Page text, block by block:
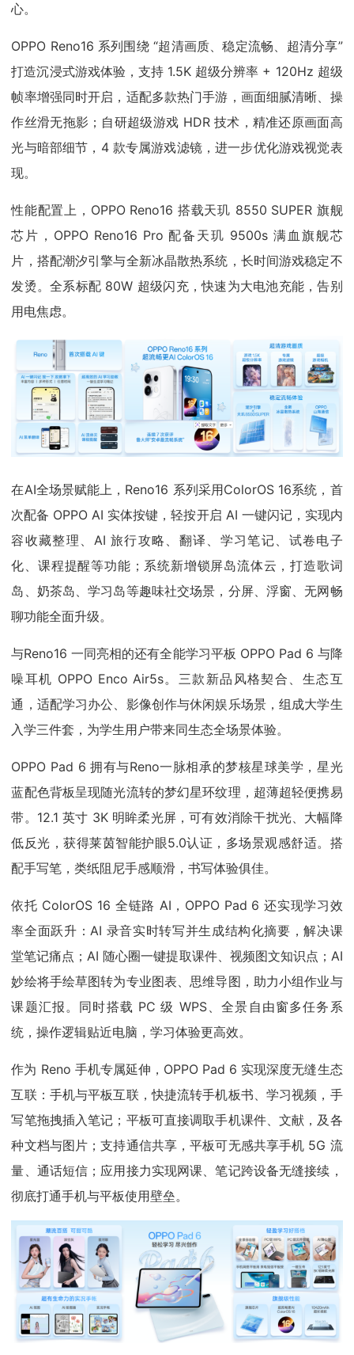
心。
OPPO Reno16 系列围绕 “超清画质、稳定流畅、超清分享”
打造沉浸式游戏体验，支持 1.5K 超级分辨率 + 120Hz 超级
帧率增强同时开启，适配多款热门手游，画面细腻清晰、操
作丝滑无拖影；自研超级游戏 HDR 技术，精准还原画面高
光与暗部细节，4 款专属游戏滤镜，进一步优化游戏视觉表
现。
性能配置上，OPPO Reno16 搭载天玑 8550 SUPER 旗舰
芯片，OPPO Reno16 Pro 配备天玑 9500s 满血旗舰芯
片，搭配潮汐引擎与全新冰晶散热系统，长时间游戏稳定不
发烫。全系标配 80W 超级闪充，快速为大电池充能，告别
用电焦虑。
在AI全场景赋能上，Reno16 系列采用ColorOS 16系统，首
次配备 OPPO AI 实体按键，轻按开启 AI 一键闪记，实现内
容收藏整理、AI 旅行攻略、翻译、学习笔记、试卷电子
化、课程提醒等功能；系统新增锁屏岛流体云，打造歌词
岛、奶茶岛、学习岛等趣味社交场景，分屏、浮窗、无网畅
聊功能全面升级。
与Reno16 一同亮相的还有全能学习平板 OPPO Pad 6 与降
噪耳机 OPPO Enco Air5s。三款新品风格契合、生态互
通，适配学习办公、影像创作与休闲娱乐场景，组成大学生
入学三件套，为学生用户带来同生态全场景体验。
OPPO Pad 6 拥有与Reno一脉相承的梦核星球美学，星光
蓝配色背板呈现随光流转的梦幻星环纹理，超薄超轻便携易
带。12.1 英寸 3K 明眸柔光屏，可有效消除干扰光、大幅降
低反光，获得莱茵智能护眼5.0认证，多场景观感舒适。搭
配手写笔，类纸阻尼手感顺滑，书写体验俱佳。
依托 ColorOS 16 全链路 AI，OPPO Pad 6 还实现学习效
率全面跃升：AI 录音实时转写并生成结构化摘要，解决课
堂笔记痛点；AI 随心圈一键提取课件、视频图文知识点；AI
妙绘将手绘草图转为专业图表、思维导图，助力小组作业与
课题汇报。同时搭载 PC 级 WPS、全景自由窗多任务系
统，操作逻辑贴近电脑，学习体验更高效。
作为 Reno 手机专属延伸，OPPO Pad 6 实现深度无缝生态
互联：手机与平板互联，快捷流转手机板书、学习视频，手
写笔拖拽插入笔记；平板可直接调取手机课件、文献，及各
种文档与图片；支持通信共享，平板可无感共享手机 5G 流
量、通话短信；应用接力实现网课、笔记跨设备无缝接续，
彻底打通手机与平板使用壁垒。